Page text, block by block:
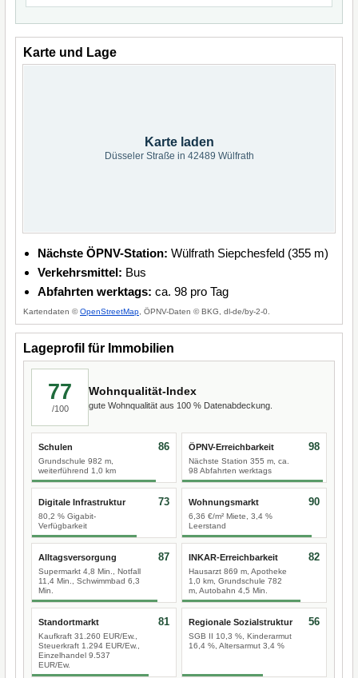
Karte und Lage
Karte laden
Düsseler Straße in 42489 Wülfrath
Nächste ÖPNV-Station: Wülfrath Siepchesfeld (355 m)
Verkehrsmittel: Bus
Abfahrten werktags: ca. 98 pro Tag
Kartendaten ©OpenStreetMap , ÖPNV-Daten © BKG, dl-de/by-2-0.
Lageprofil für Immobilien
77
/100
Wohnqualität-Index
gute Wohnqualität aus 100 % Datenabdeckung.
Schulen
Grundschule 982 m,
weiterführend 1,0 km
86 ÖPNV-Erreichbarkeit
Nächste Station 355 m, ca.
98 Abfahrten werktags
98
Digitale Infrastruktur
80,2 % Gigabit-
Verfügbarkeit
73 Wohnungsmarkt
6,36 €/m² Miete, 3,4 %
Leerstand
90
Alltagsversorgung
Supermarkt 4,8 Min., Notfall
11,4 Min., Schwimmbad 6,3
Min.
87 INKAR-Erreichbarkeit
Hausarzt 869 m, Apotheke
1,0 km, Grundschule 782
m, Autobahn 4,5 Min.
82
Standortmarkt
Kaufkraft 31.260 EUR/Ew.,
Steuerkraft 1.294 EUR/Ew.,
Einzelhandel 9.537
EUR/Ew.
81 Regionale Sozialstruktur
SGB II 10,3 %, Kinderarmut
16,4 %, Altersarmut 3,4 %
56